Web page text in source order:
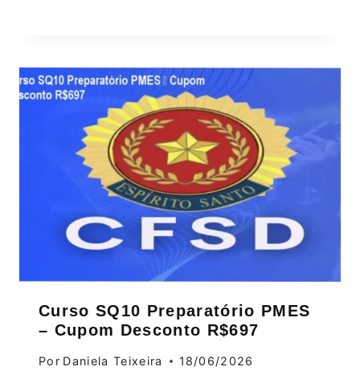
Curso SQ10 Preparatório PMES
– Cupom Desconto R$697
Por Daniela Teixeira 18/06/2026